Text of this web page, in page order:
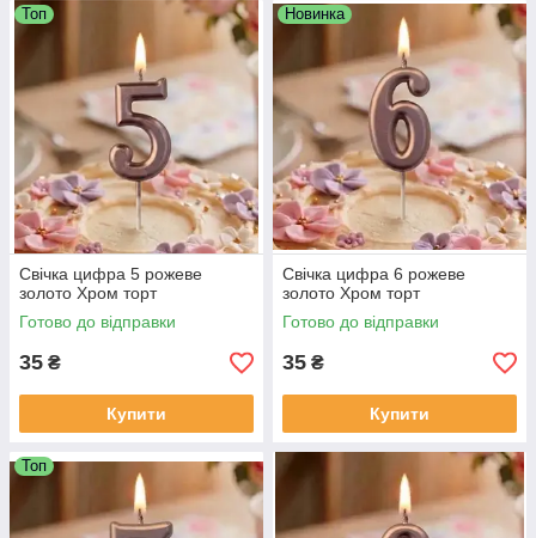
Топ
Свічка цифра 5 рожеве
золото Хром торт
Готово до відправки
35 ₴
Купити
Новинка
Свічка цифра 6 рожеве
золото Хром торт
Готово до відправки
35 ₴
Купити
Топ